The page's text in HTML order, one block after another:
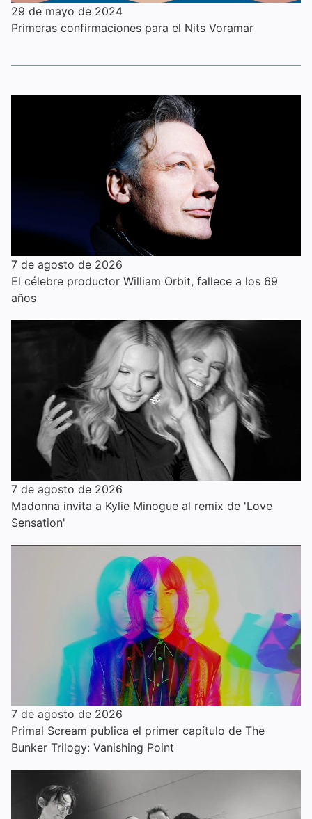
29 de mayo de 2024
Primeras confirmaciones para el Nits Voramar
7 de agosto de 2026
El célebre productor William Orbit, fallece a los 69
años
7 de agosto de 2026
Madonna invita a Kylie Minogue al remix de 'Love
Sensation'
7 de agosto de 2026
Primal Scream publica el primer capítulo de The
Bunker Trilogy: Vanishing Point